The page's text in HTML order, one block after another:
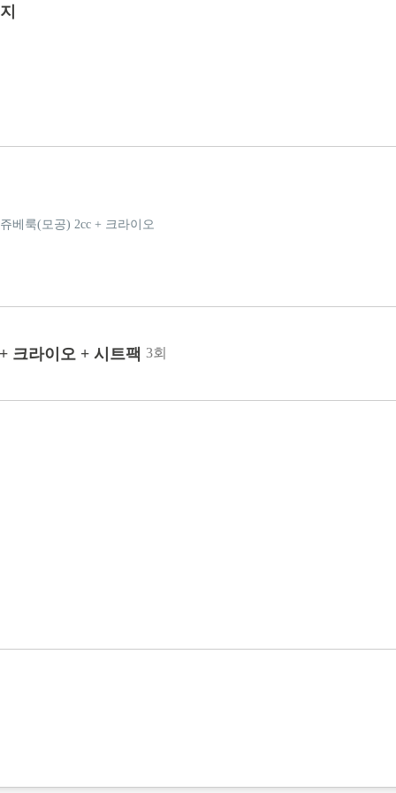
베룩(모공) 2cc + 크라이오
크라이오 + 시트팩 3회